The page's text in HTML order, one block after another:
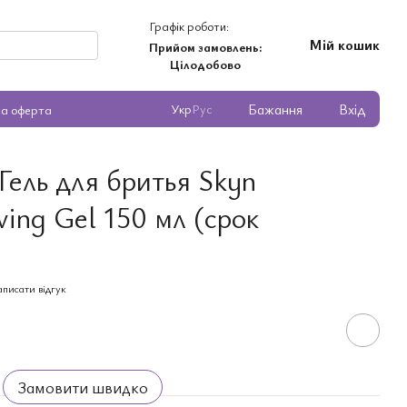
Графік роботи:
Прийом замовлень:
Цілодобово
Мій кошик
оферта УкрРус Бажання Вхід
для бритья Skyn
Gel 150 мл (срок
відгук
Замовити швидко